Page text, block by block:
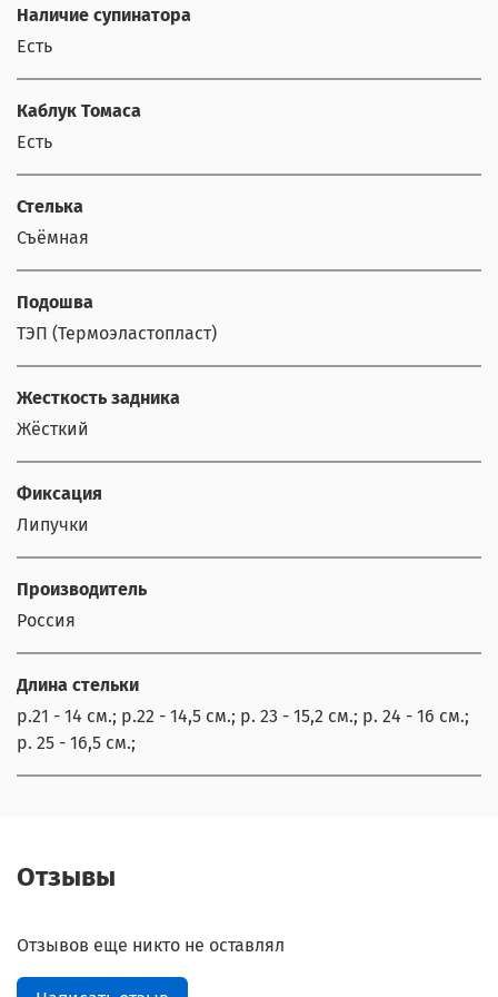
Наличие супинатора
Есть
Каблук Томаса
Есть
Стелька
Съёмная
Подошва
ТЭП (Термоэластопласт)
Жесткость задника
Жёсткий
Фиксация
Липучки
Производитель
Россия
Длина стельки
р.21 - 14 см.; р.22 - 14,5 см.; р. 23 - 15,2 см.; р. 24 - 16 см.;
р. 25 - 16,5 см.;
Отзывы
Отзывов еще никто не оставлял